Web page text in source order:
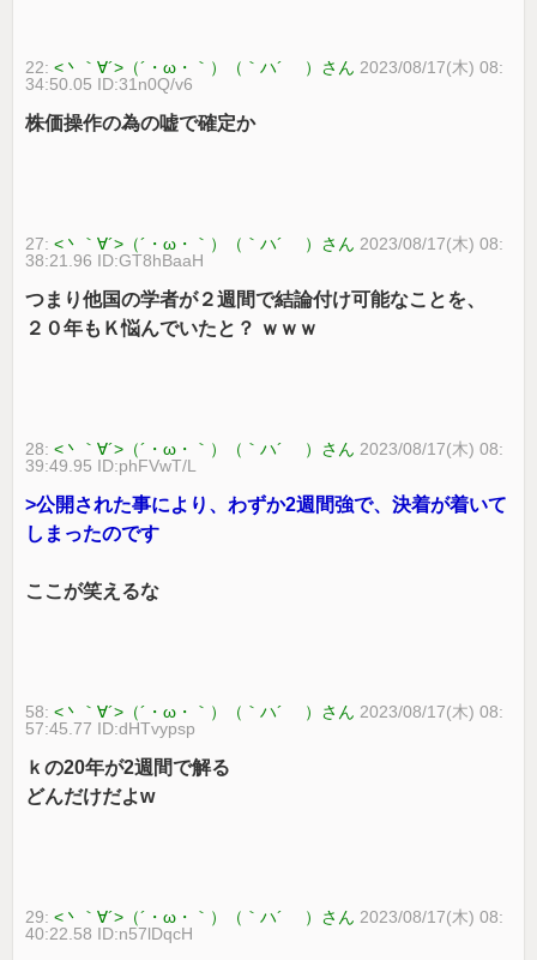
22:<丶｀∀´>（´・ω・｀）（｀ハ´ ）さん 2023/08/17(木) 08:
34:50.05 ID:31n0Q/v6
株価操作の為の嘘で確定か
27:<丶｀∀´>（´・ω・｀）（｀ハ´ ）さん 2023/08/17(木) 08:
38:21.96 ID:GT8hBaaH
つまり他国の学者が２週間で結論付け可能なことを、
２０年もＫ悩んでいたと？ ｗｗｗ
28:<丶｀∀´>（´・ω・｀）（｀ハ´ ）さん 2023/08/17(木) 08:
39:49.95 ID:phFVwT/L
>公開された事により、わずか2週間強で、決着が着いて
しまったのです
ここが笑えるな
58:<丶｀∀´>（´・ω・｀）（｀ハ´ ）さん 2023/08/17(木) 08:
57:45.77 ID:dHTvypsp
ｋの20年が2週間で解る
どんだけだよw
29:<丶｀∀´>（´・ω・｀）（｀ハ´ ）さん 2023/08/17(木) 08:
40:22.58 ID:n57lDqcH